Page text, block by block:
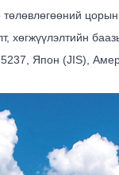
5237, Япон (JIS),